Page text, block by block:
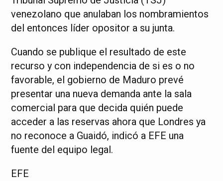
venezolano que anulaban los nombramientos
del entonces líder opositor a su junta.
Cuando se publique el resultado de este
recurso y con independencia de si es o no
favorable, el gobierno de Maduro prevé
presentar una nueva demanda ante la sala
comercial para que decida quién puede
acceder a las reservas ahora que Londres ya
no reconoce a Guaidó, indicó a EFE una
fuente del equipo legal.
EFE